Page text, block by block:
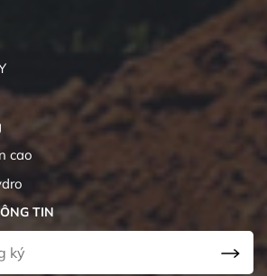
cao
TIN